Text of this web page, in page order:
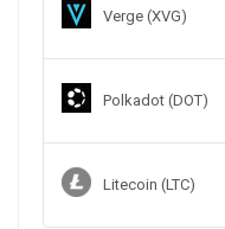
Verge (XVG)
Polkadot (DOT)
Litecoin (LTC)